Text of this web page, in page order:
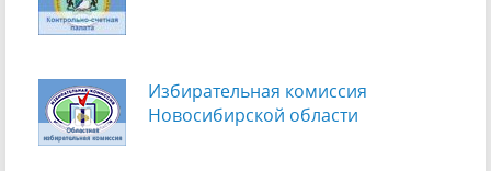
Избирательная комиссия
Новосибирской области